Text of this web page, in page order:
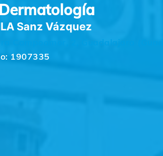
Sanz Vázquez
1907335